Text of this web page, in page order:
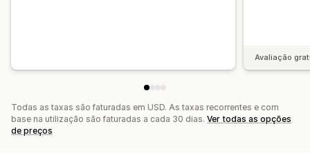
Avaliação
Todas as taxas são faturadas em USD. As taxas recorrentes e com
base na utilização são faturadas a cada 30 dias. Ver todas as opções
de preços